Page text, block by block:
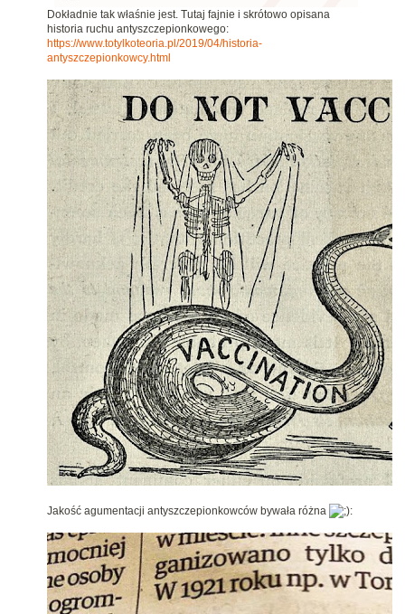
Dokładnie tak właśnie jest. Tutaj fajnie i skrótowo opisana
historia ruchu antyszczepionkowego:
https://www.totylkoteoria.pl/2019/04/historia-
antyszczepionkowcy.html
Jakość agumentacji antyszczepionkowców bywała różna :